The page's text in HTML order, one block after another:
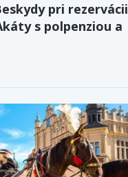
pri rezervácii
s polpenziou a